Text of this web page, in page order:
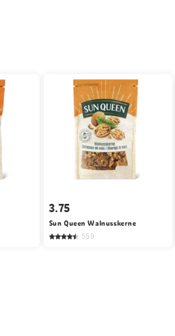
3.75
Sun Queen Walnusskerne
559